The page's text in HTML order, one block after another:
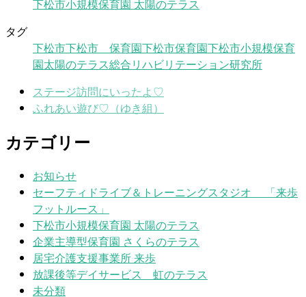
下松市小規模保育園 太陽のテラス
タグ
下松市下松市 保育園下松市保育園下松市小規模保育
園太陽のテラス総合リハビリテーション研究所
ステージ訪問にいったよ♡
ふれあい遊び♡（ゆき組）
カテゴリー
お知らせ
セーフティドライブ＆トレーニングスタジオ 「来歩
フットルース」
下松市小規模保育園 太陽のテラス
企業主導型保育園 さくらのテラス
居宅介護支援事業所 来歩
放課後等デイサービス 虹のテラス
未分類